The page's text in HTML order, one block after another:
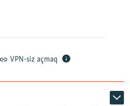
VPN-siz açmaq